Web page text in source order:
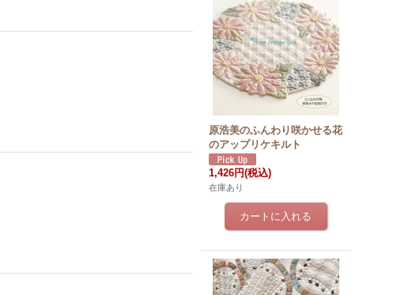
原浩美のふんわり咲かせる花
のアップリケキルト
1,426円(税込)
在庫あり